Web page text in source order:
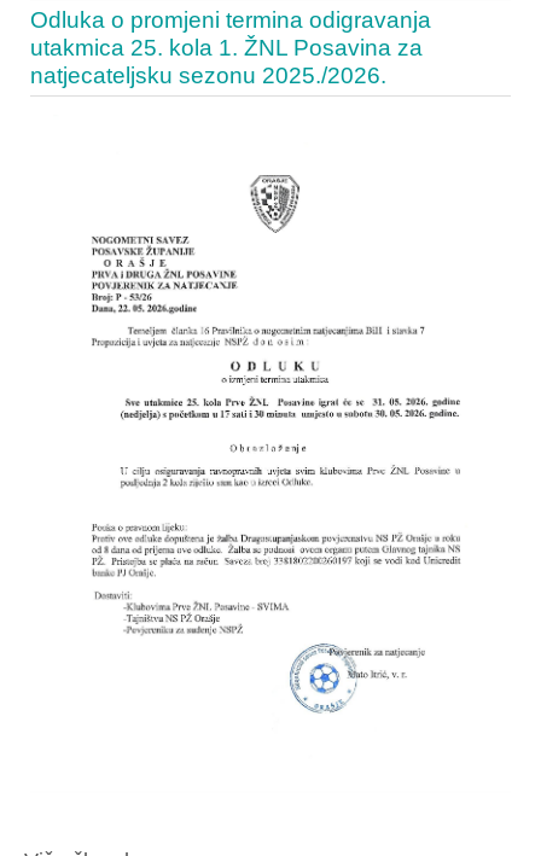
Odluka o promjeni termina odigravanja
utakmica 25. kola 1. ŽNL Posavina za
natjecateljsku sezonu 2025./2026.